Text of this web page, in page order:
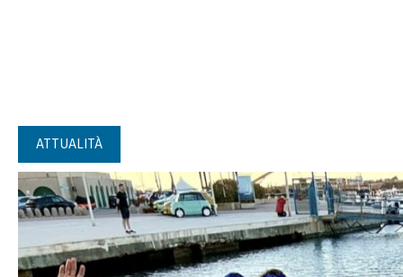
ATTUALITÀ